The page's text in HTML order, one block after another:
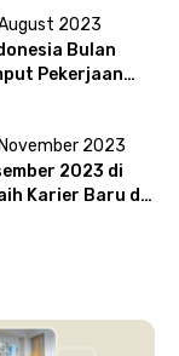
2023
Bulan
Pekerjaan
2023
2023 di
Karier Baru di